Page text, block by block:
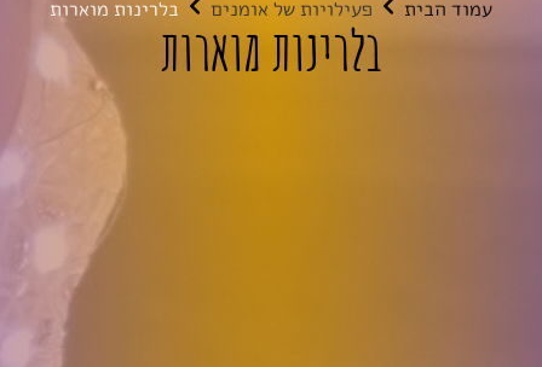
עמוד הבית פעילויות של אומנים בלרינות מוארות
בלרינות מוארות